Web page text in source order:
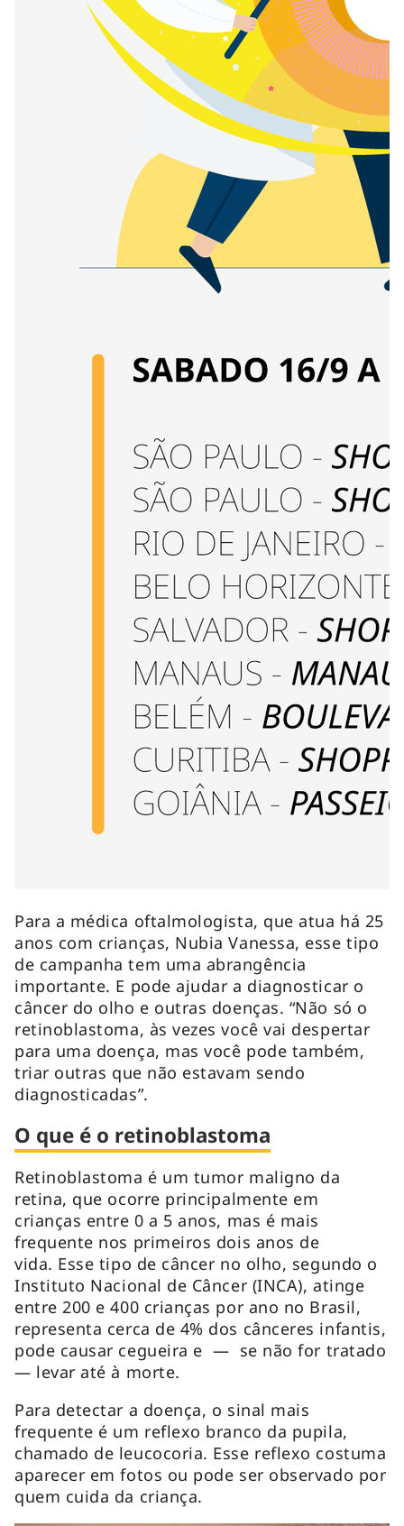
Para a médica oftalmologista, que atua há 25
anos com crianças, Nubia Vanessa, esse tipo
de campanha tem uma abrangência
importante. E pode ajudar a diagnosticar o
câncer do olho e outras doenças. “Não só o
retinoblastoma, às vezes você vai despertar
para uma doença, mas você pode também,
triar outras que não estavam sendo
diagnosticadas”.
O que é o retinoblastoma
Retinoblastoma é um tumor maligno da
retina, que ocorre principalmente em
crianças entre 0 a 5 anos, mas é mais
frequente nos primeiros dois anos de
vida. Esse tipo de câncer no olho, segundo o
Instituto Nacional de Câncer (INCA), atinge
entre 200 e 400 crianças por ano no Brasil,
representa cerca de 4% dos cânceres infantis,
pode causar cegueira e — se não for tratado
— levar até à morte.
Para detectar a doença, o sinal mais
frequente é um reflexo branco da pupila,
chamado de leucocoria. Esse reflexo costuma
aparecer em fotos ou pode ser observado por
quem cuida da criança.